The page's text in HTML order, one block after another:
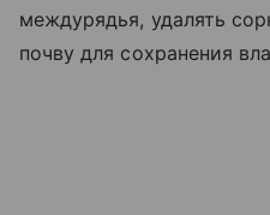
междурядья, удалять
почву для сохранения